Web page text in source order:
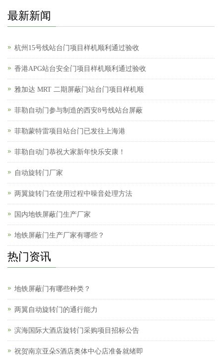
最新新闻
杭州15号线站台门项目样机顺利通过验收
香港APG站台安全门项目样机顺利通过验收
雅加达 MRT 二期屏蔽门站台门项目样机顺
菲勒自动门参与制造的西安8号线站台屏蔽
菲勒蒙特雷项目站台门已发往上海港
菲勒自动门恭祝大家新年快乐安康！
自动旋转门厂家
两翼旋转门在使用过程中噪音处理方法
国内地铁屏蔽门生产厂家
地铁屏蔽门生产厂家有哪些？
热门资讯
地铁屏蔽门有哪些种类？
两翼自动旋转门的通行能力
滨海国际大酒店旋转门采购项目招标公告
祝贺南京亚朵S酒店奥体中心店准备就绪即